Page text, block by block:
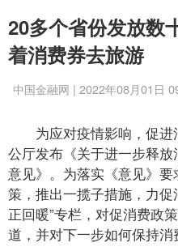
20多个省份发放
着消费券去旅游
中国金融网 | 2022年08月01日
为应对疫情影响，促进
公厅发布《关于进一步释
意见》。为落实《意见》
策，推出一揽子措施，力
正回暖”专栏，对促消费政
道，并对下一步如何保持消